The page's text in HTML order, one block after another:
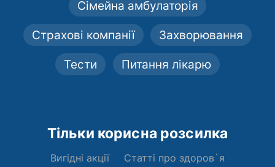
Сімейна амбулаторія
Страхові компанії Захворювання
Тести Питання лікарю
Тільки корисна розсилка
Вигідні акції Статті про здоров`я